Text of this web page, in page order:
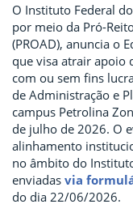
O Instituto Federal
por meio da Pró-
(PROAD), anuncia o
que visa atrair apoio
com ou sem fins
de Administração e
campus Petrolina
de julho de 2026. O
alinhamento
no âmbito do
enviadas via
do dia 22/06/2026.